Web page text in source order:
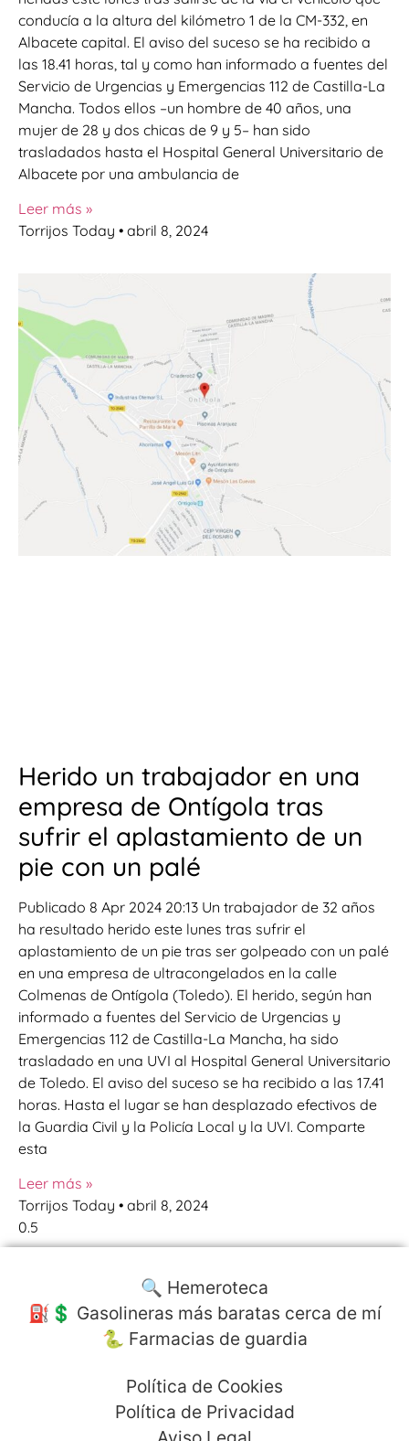
conducía a la altura del kilómetro 1 de la CM-332, en
Albacete capital. El aviso del suceso se ha recibido a
las 18.41 horas, tal y como han informado a fuentes del
Servicio de Urgencias y Emergencias 112 de Castilla-La
Mancha. Todos ellos –un hombre de 40 años, una
mujer de 28 y dos chicas de 9 y 5– han sido
trasladados hasta el Hospital General Universitario de
Albacete por una ambulancia de
Leer más »
Torrijos Today
abril 8, 2024
Herido un trabajador en una
empresa de Ontígola tras
sufrir el aplastamiento de un
pie con un palé
Publicado 8 Apr 2024 20:13 Un trabajador de 32 años
ha resultado herido este lunes tras sufrir el
aplastamiento de un pie tras ser golpeado con un palé
en una empresa de ultracongelados en la calle
Colmenas de Ontígola (Toledo). El herido, según han
informado a fuentes del Servicio de Urgencias y
Emergencias 112 de Castilla-La Mancha, ha sido
trasladado en una UVI al Hospital General Universitario
de Toledo. El aviso del suceso se ha recibido a las 17.41
horas. Hasta el lugar se han desplazado efectivos de
la Guardia Civil y la Policía Local y la UVI. Comparte
esta
Leer más »
Torrijos Today
abril 8, 2024
🔍 Hemeroteca
⛽️💲 Gasolineras más baratas cerca de mí
🐍 Farmacias de guardia
Política de Cookies
Política de Privacidad